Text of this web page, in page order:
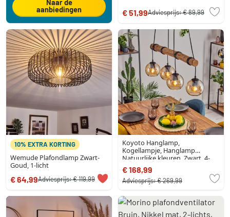
Naar de
aanbiedingen
€ 51,99Adviesprijs:€ 89,99
10% EXTRA KORTING
Wemude Plafondlamp Zwart-
Goud, 1-licht
€ 64,99Adviesprijs:€ 119,99
Koyoto Hanglamp,
Kogellampje, Hanglamp
Natuurlijke kleuren, Zwart, 4-
lichts
€ 168,99
Adviesprijs:€ 269,99